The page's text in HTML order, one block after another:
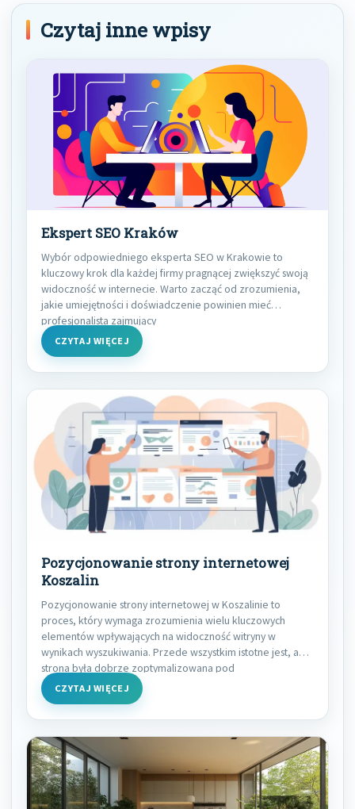
Czytaj inne wpisy
Ekspert SEO Kraków
Wybór odpowiedniego eksperta SEO w Krakowie to
kluczowy krok dla każdej firmy pragnącej zwiększyć swoją
widoczność w internecie. Warto zacząć od zrozumienia,
jakie umiejętności i doświadczenie powinien mieć
profesjonalista zajmujący
CZYTAJ WIĘCEJ
Pozycjonowanie strony internetowej
Koszalin
Pozycjonowanie strony internetowej w Koszalinie to
proces, który wymaga zrozumienia wielu kluczowych
elementów wpływających na widoczność witryny w
wynikach wyszukiwania. Przede wszystkim istotne jest, aby
strona była dobrze zoptymalizowana pod
CZYTAJ WIĘCEJ